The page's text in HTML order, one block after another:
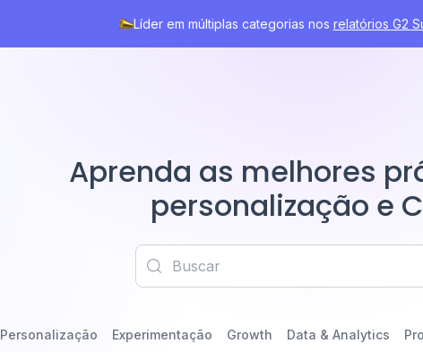
Líder em múltiplas categorias nos relatórios G2
Aprenda as melhores
personalização e
Personalização Experimentação Growth Data & Analytics